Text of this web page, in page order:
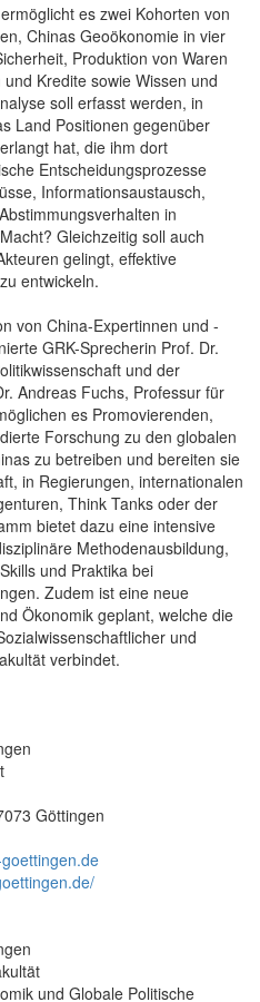
es zwei Kohorten von
Chinas Geoökonomie in vier
Produktion von Waren
Kredite sowie Wissen und
soll erfasst werden, in
Land Positionen gegenüber
hat, die ihm dort
Entscheidungsprozesse
Informationsaustausch,
in
Gleichzeitig soll auch
gelingt, effektive
entwickeln.
von China-Expertinnen und -
GRK-Sprecherin Prof. Dr.
und der
Andreas Fuchs, Professur für
es Promovierenden,
Forschung zu den globalen
zu betreiben und bereiten sie
in Regierungen, internationalen
Think Tanks oder der
bietet dazu eine intensive
Methodenausbildung,
und Praktika bei
Zudem ist eine neue
Ökonomik geplant, welche die
und
verbindet.
Göttingen
und Globale Politische